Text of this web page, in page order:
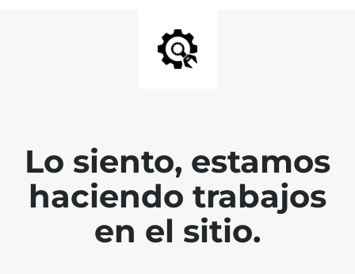
Lo siento, estamos
haciendo trabajos
en el sitio.